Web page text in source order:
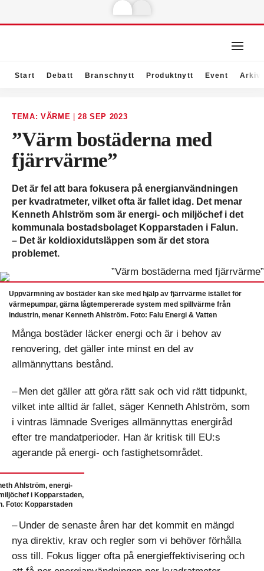
Start Debatt Branschnytt Produktnytt Event Arkiv
TEMA: VÄRME 28 SEP 2023
”Värm bostäderna med
fjärrvärme”
Det är fel att bara fokusera på energi­användningen
per kvadratmeter, vilket ofta är fallet idag. Det menar
Kenneth Ahlström som är energi- och miljöchef i det
kommunala bostadsbolaget Kopparstaden i Falun.
– Det är koldioxidutsläppen som är det stora
problemet.
Uppvärmning av bostäder kan ske med hjälp av fjärrvärme istället för
värmepumpar, gärna lågtempererade system med spillvärme från
industrin, menar Kenneth Ahlström. Foto: Falu Energi & Vatten
Många bostäder läcker energi och är i behov av
renovering, det gäller inte minst en del av
allmännyttans bestånd.
– Men det gäller att göra rätt sak och vid rätt tidpunkt,
vilket inte alltid är fallet, säger Kenneth Ahlström, som
i vintras lämnade Sveriges allmännyttas energiråd
efter tre mandatperioder. Han är kritisk till EU:s
agerande på energi- och fas­tighetsområdet.
Ahlström, energi-
i Kopparstaden,
Foto: Kopparstaden
– Under de senaste åren har det kommit en mängd
nya direktiv, krav och regler som vi behöver förhålla
oss till. Fokus ligger ofta på energi­effektivisering och